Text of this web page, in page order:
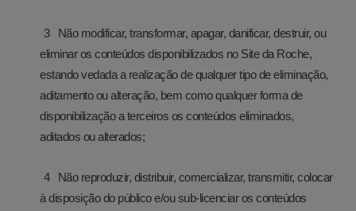
Não modificar, transformar, apagar, danificar, destruir, ou
eliminar os conteúdos disponibilizados no Site da Roche,
estando vedada a realização de qualquer tipo de eliminação,
aditamento ou alteração, bem como qualquer forma de
disponibilização a terceiros os conteúdos eliminados,
aditados ou alterados;
Não reproduzir, distribuir, comercializar, transmitir, colocar
à disposição do público e/ou sub-licenciar os conteúdos